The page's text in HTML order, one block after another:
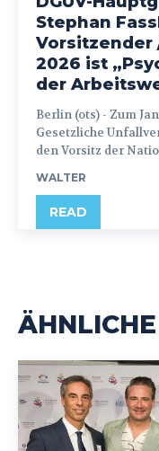
Stephan
Vorsitzender
2026 ist
der
Berlin (ots) - Zum Januar 2026 hat die Deutsche
Gesetzliche
den Vorsitz der
WALTER
READ